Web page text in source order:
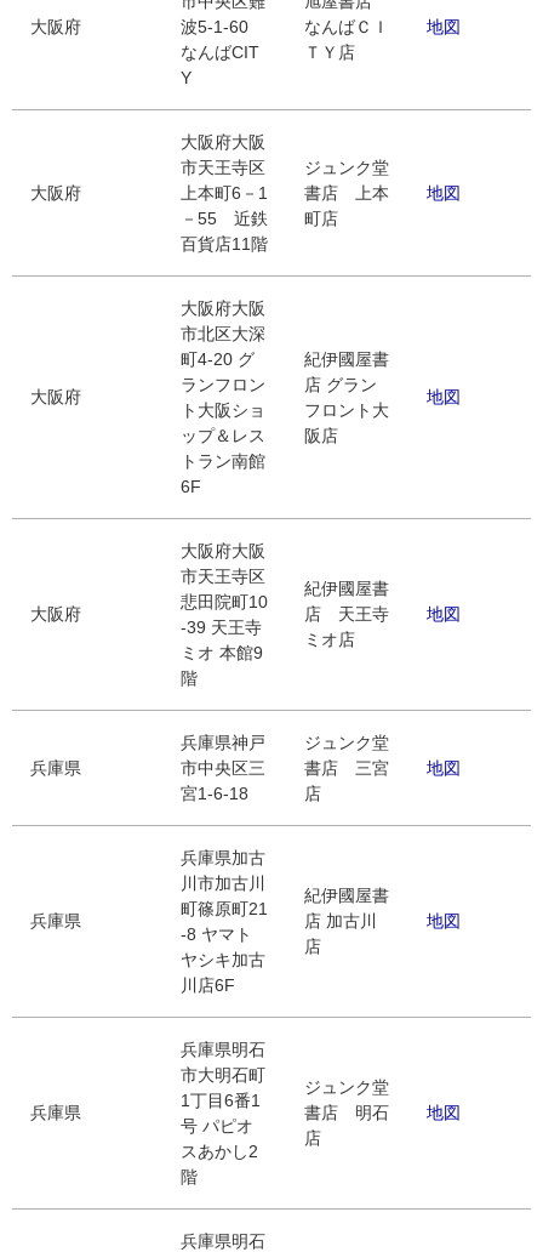
大阪府
波5-1-60
なんばCIT
Y
なんばＣＩ
ＴＹ店
地図
大阪府
大阪府大阪
市天王寺区
上本町6－1
－55 近鉄
百貨店11階
ジュンク堂
書店 上本
町店
地図
大阪府
大阪府大阪
市北区大深
町4-20 グ
ランフロン
ト大阪ショ
ップ＆レス
トラン南館
6F
紀伊國屋書
店 グラン
フロント大
阪店
地図
大阪府
大阪府大阪
市天王寺区
悲田院町10
-39 天王寺
ミオ 本館9
階
紀伊國屋書
店 天王寺
ミオ店
地図
兵庫県
兵庫県神戸
市中央区三
宮1-6-18
ジュンク堂
書店 三宮
店
地図
兵庫県
兵庫県加古
川市加古川
町篠原町21
-8 ヤマト
ヤシキ加古
川店6F
紀伊國屋書
店 加古川
店
地図
兵庫県
兵庫県明石
市大明石町
1丁目6番1
号 パピオ
スあかし2
階
ジュンク堂
書店 明石
店
地図
兵庫県明石